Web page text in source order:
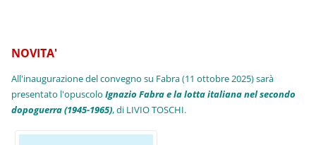
NOVITA'
All'inaugurazione del convegno su Fabra (11 ottobre 2025) sarà
presentato l'opuscoloIgnazio Fabra e la lotta italiana nel secondo
dopoguerra (1945-1965), di LIVIO TOSCHI.